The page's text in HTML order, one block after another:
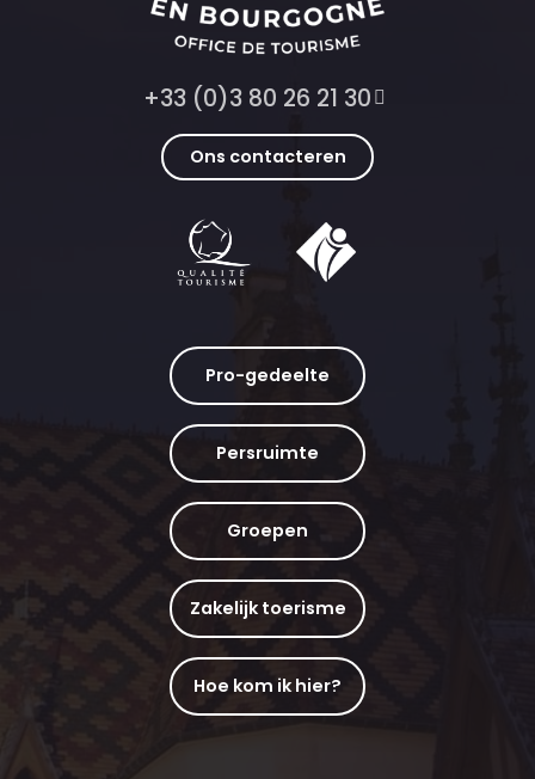
+33 (0)3 80 26 21 30
Ons contacteren
Pro-gedeelte
Persruimte
Groepen
Zakelijk toerisme
Hoe kom ik hier?